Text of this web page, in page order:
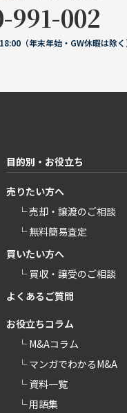
991-002
（年末年始・GW休暇は除く
目的別・お役立ち
売りたい方へ
└ 売却・譲渡のご相談
└ 無料簡易査定
買いたい方へ
└ 買収・譲受のご相談
よくあるご質問
お役立ちコラム
└ M&Aコラム
└ マンガでわかるM&A
└ 資料一覧
└ 用語集